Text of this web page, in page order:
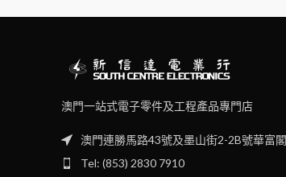
澳門一站式電子零件及工程產品專門店
澳門連勝馬路43號及墨山街2-2B號華富
Tel: (853) 2830 7910